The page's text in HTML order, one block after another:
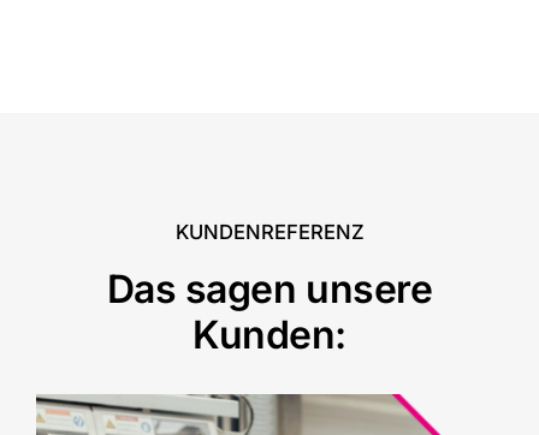
KUNDENREFERENZ
Das sagen unsere
Kunden: